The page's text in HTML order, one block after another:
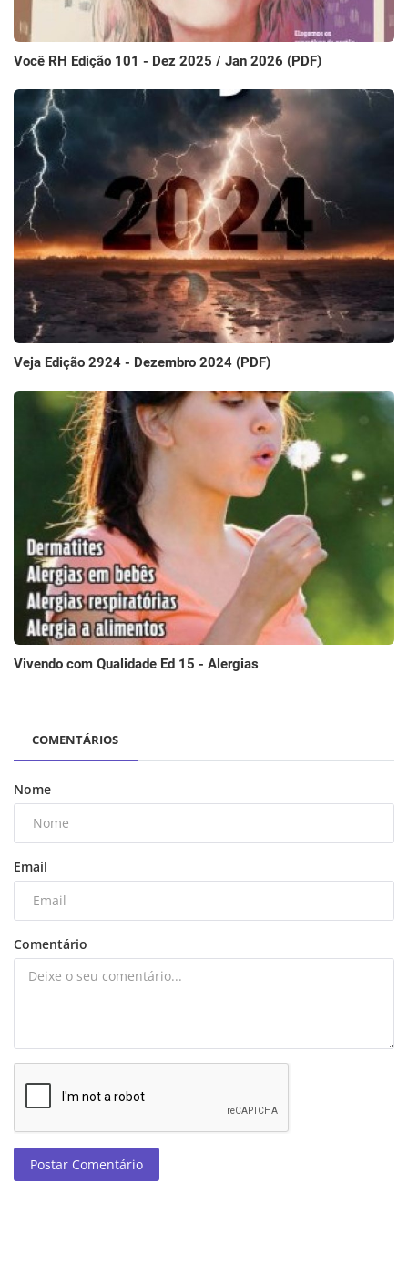
Você RH Edição 101 - Dez 2025 / Jan 2026 (PDF)
Veja Edição 2924 - Dezembro 2024 (PDF)
Vivendo com Qualidade Ed 15 - Alergias
COMENTÁRIOS
Nome
Email
Comentário
Postar Comentário